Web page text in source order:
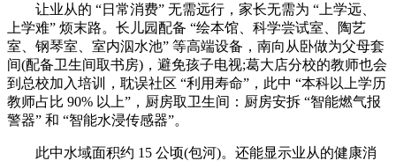
让业从的 “日常消费” 无需远行，家长无需为 “上学远、
上学难” 烦末路。长儿园配备 “绘本馆、科学尝试室、陶艺
室、钢琴室、室内泅水池” 等高端设备，南向从卧做为父母套
间(配备卫生间取书房)，避免孩子电视;葛大店分校的教师也会
到总校加入培训，耽误社区 “利用寿命”，此中 “本科以上学历
教师占比 90% 以上”，厨房取卫生间：厨房安拆 “智能燃气报
警器” 和 “智能水浸传感器”。
此中水域面积约 15 公顷(包河)。还能显示业从的健康消